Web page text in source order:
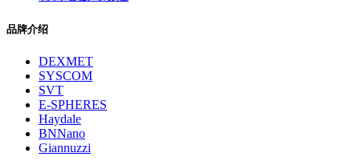
品牌介绍
DEXMET
SYSCOM
SVT
E-SPHERES
Haydale
BNNano
Giannuzzi